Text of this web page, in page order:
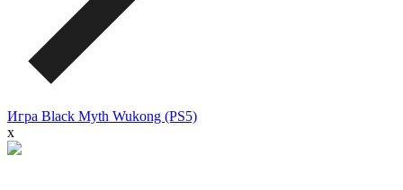
Игра Black Myth Wukong (PS5)
x